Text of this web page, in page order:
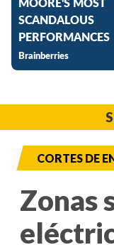
CORTES DE
Zonas